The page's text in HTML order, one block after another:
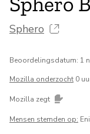
Sphero
Beoordelingsdatum: 1
Mozilla onderzocht 0
Mozilla zegt
Mensen stemden op: